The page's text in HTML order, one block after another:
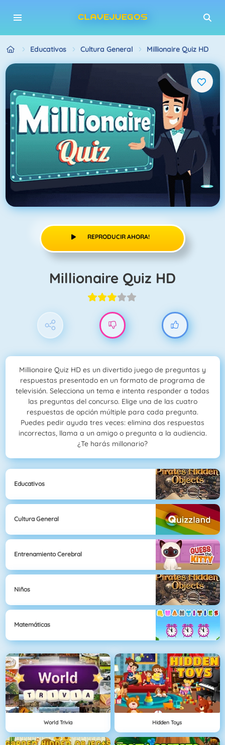
Educativos Cultura General Millionaire Quiz HD
REPRODUCIR AHORA!
Millionaire Quiz HD
Millionaire Quiz HD es un divertido juego de preguntas y
respuestas presentado en un formato de programa de
televisión. Selecciona un tema e intenta responder a todas
las preguntas del concurso. Elige una de las cuatro
respuestas de opción múltiple para cada pregunta.
Puedes pedir ayuda tres veces: elimina dos respuestas
incorrectas, llama a un amigo o pregunta a la audiencia.
¿Te harás millonario?
Educativos
Cultura General
Entrenamiento Cerebral
Niños
Matemáticas
World Trivia Hidden Toys